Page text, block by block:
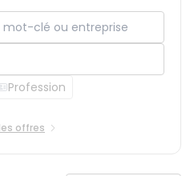
clé ou entreprise
Profession
offres